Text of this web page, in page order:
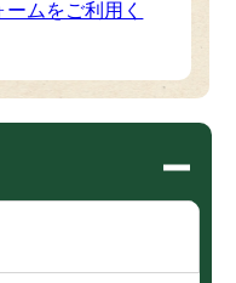
ムをご利用く